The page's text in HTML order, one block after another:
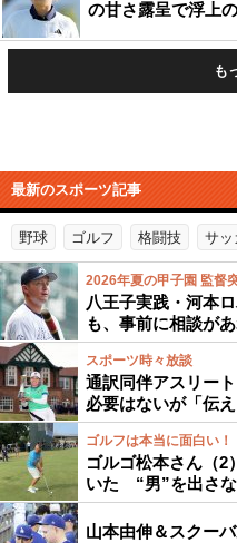
の甘さ露呈で浮上
も
最新のスポーツ記事
野球 ゴルフ 格闘技 サッ
2026年夏の甲子園 監督
八王子実践・河本
も、事前に相談が
スポーツ時々放談
通訳同伴アスリー
必要はないが「伝
ゴルフは本当に面白い！
ゴルゴ松本さん（2
いた “男”を出さ
山本由伸＆スクー